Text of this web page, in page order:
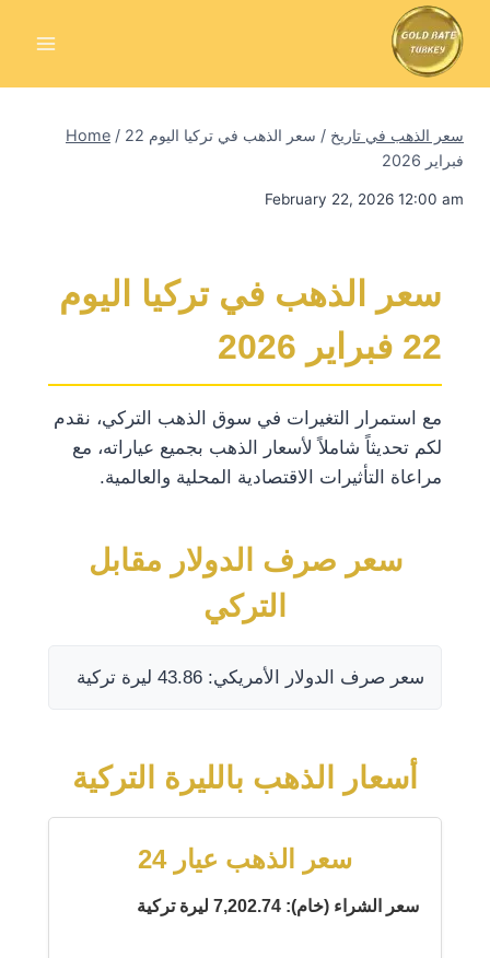
Home / سعر الذهب في تاريخ /
سعر الذهب في تركيا اليوم 22
فبراير 2026
February 22, 2026 12:00 am
سعر الذهب في تركيا اليوم
22 فبراير 2026
مع استمرار التغيرات في سوق الذهب التركي، نقدم
لكم تحديثاً شاملاً لأسعار الذهب بجميع عياراته، مع
مراعاة التأثيرات الاقتصادية المحلية والعالمية.
سعر صرف الدولار مقابل
التركي
سعر صرف الدولار الأمريكي: 43.86 ليرة تركية
أسعار الذهب بالليرة التركية
سعر الذهب عيار 24
سعر الشراء (خام): 7,202.74 ليرة تركية